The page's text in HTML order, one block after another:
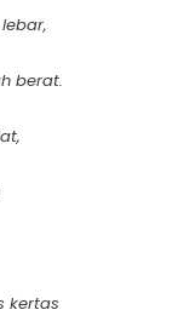
berat.
kertas